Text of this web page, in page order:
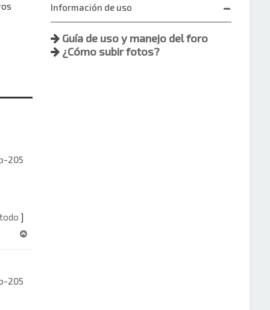
205
]
205
Información de uso
Guía de uso y manejo del foro
¿Cómo subir fotos?